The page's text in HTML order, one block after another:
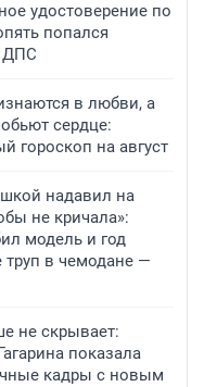
удостоверение по
попался
ДПС
в любви, а
сердце:
гороскоп на август
надавил на
не кричала»:
модель и год
труп в чемодане —
не скрывает:
показала
кадры с новым